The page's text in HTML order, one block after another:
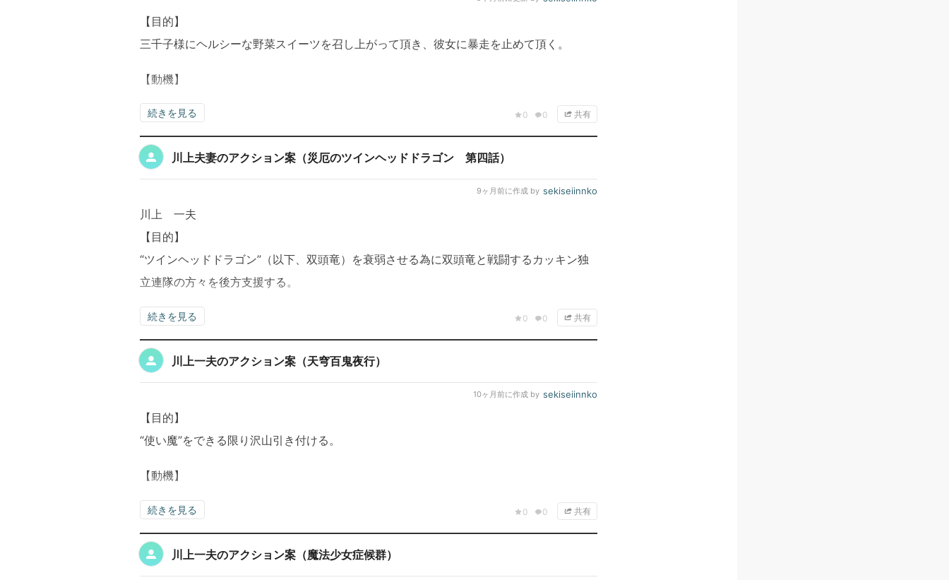
0 0 共有
【目的】
三千子様にヘルシーな野菜スイーツを召し上がって頂き、彼女に暴走を止めて頂く。
【動機】
続きを見る
川上夫妻のアクション案（災厄のツインヘッドドラゴン 第四話）
9ヶ月前に作成 by sekiseiinnko
0 0 共有
川上 一夫
【目的】
“ツインヘッドドラゴン”（以下、双頭竜）を衰弱させる為に双頭竜と戦闘するカッキン独
立連隊の方々を後方支援する。
続きを見る
川上一夫のアクション案（天穹百鬼夜行）
10ヶ月前に作成 by sekiseiinnko
0 0 共有
【目的】
“使い魔”をできる限り沢山引き付ける。
【動機】
続きを見る
川上一夫のアクション案（魔法少女症候群）